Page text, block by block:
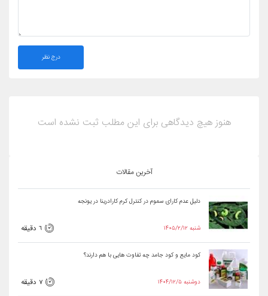
درج نظر
هنوز هیچ دیدگاهی برای این مطلب ثبت نشده است
آخرین مقالات
دلیل عدم کارای سموم در کنترل کرم کارادرینا در یونجه
۱۴۰۵/۲/۱۲ شنبه 6 دقیقه
کود مایع و کود جامد چه تفاوت هایی با هم دارند؟
۱۴۰۴/۱۲/۵ دوشنبه 7 دقیقه